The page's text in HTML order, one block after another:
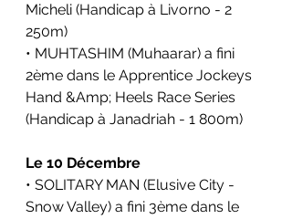
Micheli (Handicap à Livorno - 2
250m)
• MUHTASHIM (Muhaarar) a fini
2ème dans le Apprentice Jockeys
Hand &Amp; Heels Race Series
(Handicap à Janadriah - 1 800m)
Le 10 Décembre
• SOLITARY MAN (Elusive City -
Snow Valley) a fini 3ème dans le